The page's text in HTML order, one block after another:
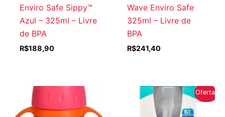
Enviro Safe Sippy™
Azul – 325ml – Livre
de BPA
R$188,90
Wave Enviro Safe
325ml – Livre de
BPA
R$241,40
Oferta!